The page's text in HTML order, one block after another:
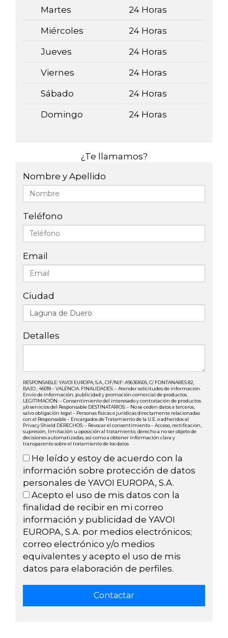
Martes 24 Horas
Miércoles 24 Horas
Jueves 24 Horas
Viernes 24 Horas
Sábado 24 Horas
Domingo 24 Horas
¿Te llamamos?
Nombre y Apellido
Teléfono
Email
Ciudad
Detalles
RESPONSABLE: YAVOI EUROPA, S.A., CIF/NIF: A96361605, C/ FONTANARES 82,
BAJO , 46018 – VALENCIA. FINALIDADES: – Atender solicitudes de información.
Envío de información, publicidad y promoción comercial de productos.
LEGITIMACIÓN: – Consentimiento del interesado y contratación de productos
y/o servicios del Responsable DESTINATARIOS: – No se ceden datos a terceros,
salvo obligación legal – Personas físicas o jurídicas directamente relacionadas
con el Responsable – Encargados de Tratamiento de la U.E. o adheridos al
Privacy Shield DERECHOS: – Revocar el consentimiento – Acceso, rectificación,
supresión, limitación u oposición al tratamiento, derecho a no ser objeto de
decisiones automatizadas, así como a obtener información clara y
transparente sobre el tratamiento de los datos
He leído y estoy de acuerdo con la
información sobre protección de datos
personales de YAVOI EUROPA, S.A.
Acepto el uso de mis datos con la
finalidad de recibir en mi correo
información y publicidad de YAVOI
EUROPA, S.A. por medios electrónicos;
correo electrónico y/o medios
equivalentes y acepto el uso de mis
datos para elaboración de perfiles.